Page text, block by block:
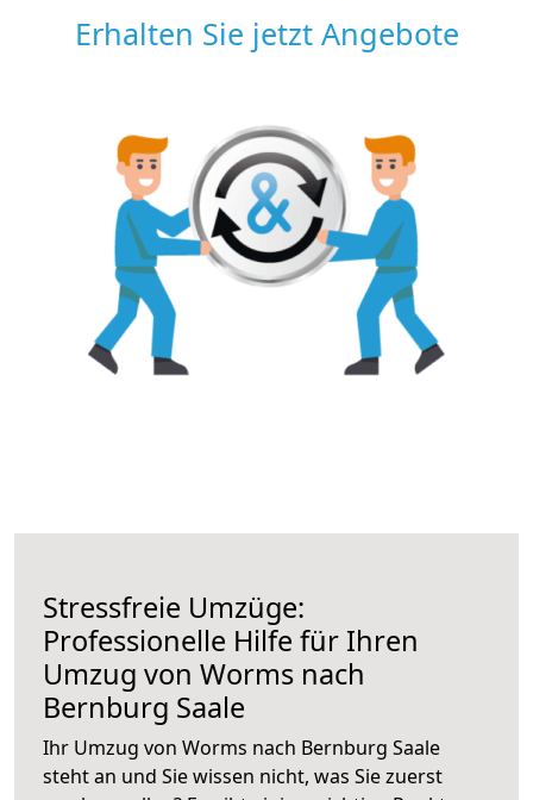
Erhalten Sie jetzt Angebote
Stressfreie Umzüge:
Professionelle Hilfe für Ihren
Umzug von Worms nach
Bernburg Saale
Ihr Umzug von Worms nach Bernburg Saale
steht an und Sie wissen nicht, was Sie zuerst